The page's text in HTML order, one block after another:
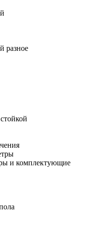
разное
и комплектующие